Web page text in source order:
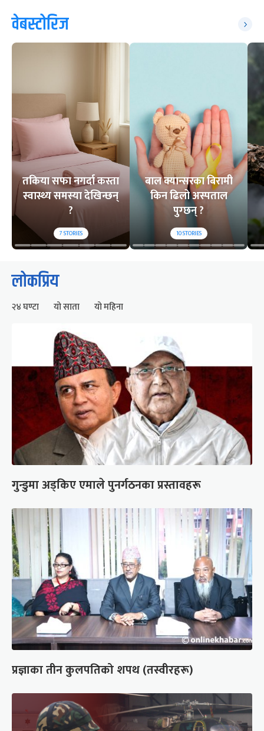
वेबस्टोरिज
तकिया सफा नगर्दा कस्ता
स्वास्थ्य समस्या देखिन्छन्
?
7STORIES
बाल क्यान्सरका बिरामी
किन ढिलो अस्पताल
पुग्छन् ?
10STORIES
लोकप्रिय
२४ घण्टा यो साता यो महिना
गुन्डुमा अड्किए एमाले पुनर्गठनका प्रस्तावहरू
प्रज्ञाका तीन कुलपतिको शपथ (तस्वीरहरू)